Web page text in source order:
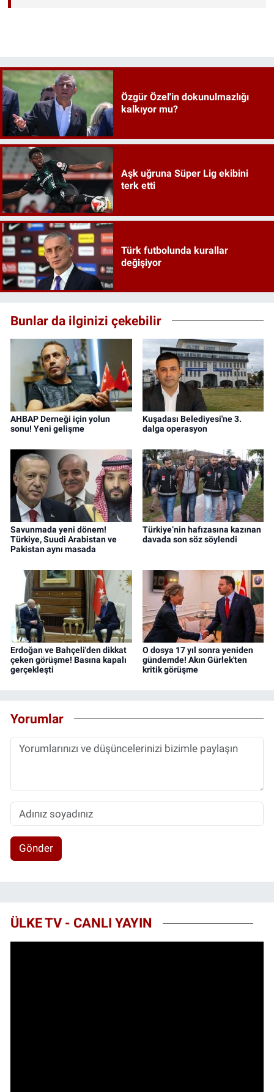
Özgür Özel'in dokunulmazlığı
kalkıyor mu?
Aşk uğruna Süper Lig ekibini
terk etti
Türk futbolunda kurallar
değişiyor
Bunlar da ilginizi çekebilir
AHBAP Derneği için yolun
sonu! Yeni gelişme
Kuşadası Belediyesi'ne 3.
dalga operasyon
Savunmada yeni dönem!
Türkiye, Suudi Arabistan ve
Pakistan aynı masada
Türkiye’nin hafızasına kazınan
davada son söz söylendi
Erdoğan ve Bahçeli'den dikkat
çeken görüşme! Basına kapalı
gerçekleşti
O dosya 17 yıl sonra yeniden
gündemde! Akın Gürlek'ten
kritik görüşme
Yorumlar
Gönder
ÜLKE TV - CANLI YAYIN